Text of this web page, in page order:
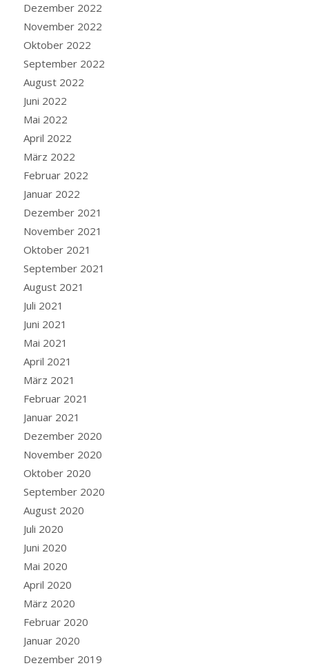
Dezember 2022
November 2022
Oktober 2022
September 2022
August 2022
Juni 2022
Mai 2022
April 2022
März 2022
Februar 2022
Januar 2022
Dezember 2021
November 2021
Oktober 2021
September 2021
August 2021
Juli 2021
Juni 2021
Mai 2021
April 2021
März 2021
Februar 2021
Januar 2021
Dezember 2020
November 2020
Oktober 2020
September 2020
August 2020
Juli 2020
Juni 2020
Mai 2020
April 2020
März 2020
Februar 2020
Januar 2020
Dezember 2019